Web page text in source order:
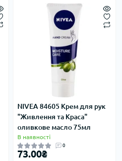
NIVEA 84605 Крем для рук
"Живлення та Краса"
оливкове масло 75мл
В наявності
0
73.00₴